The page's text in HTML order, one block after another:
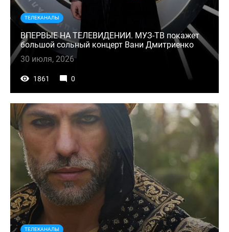
ТЕЛЕКАНАЛЫ
ВПЕРВЫЕ НА ТЕЛЕВИДЕНИИ. МУЗ-ТВ покажет
большой сольный концерт Вани Дмитриенко
30 июля, 2026
1861 0
ТЕЛЕКАНАЛЫ